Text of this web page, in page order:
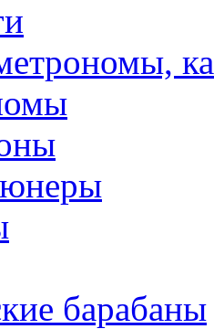
барабаны